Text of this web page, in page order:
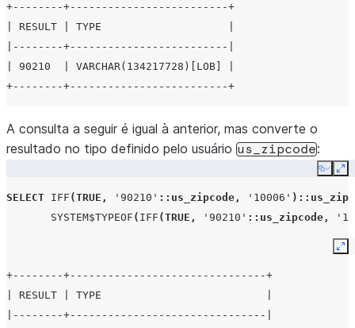
+--------+-------------------------+
| RESULT | TYPE                    |
|--------+-------------------------|
| 90210  | VARCHAR(134217728)[LOB] |
+--------+-------------------------+
A consulta a seguir é igual à anterior, mas converte o
resultado no tipo definido pelo usuário us_zipcode:
Copy
SELECT IFF (TRUE , '90210' ::us_zipcode , '10006' )
SYSTEM$TYPEOF ( IFF (TRUE , '90210' ::us_zipcode ,
+--------+-------------------------------+
| RESULT | TYPE                          |
|--------+-------------------------------|